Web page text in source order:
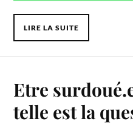
LIRE LA SUITE
Etre
telle est la